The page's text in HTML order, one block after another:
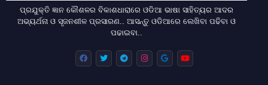
ପ୍ରଯୁକ୍ତି ଜ୍ଞାନ କୌଶଳର ବିକାଶଧାରାରେ ଓଡିଆ ଭାଷା ସାହିତ୍ୟର ଆଦର
ଅଭ୍ୟର୍ଥନା ଓ ସୃଜନଶୀଳ ପ୍ରସାରଣ.. ଆସନ୍ତୁ ଓଡିଆରେ ଲେଖିବା ପଢିବା ଓ
ପଢାଇବା..